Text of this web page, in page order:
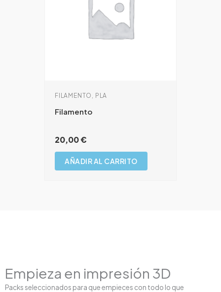
FILAMENTO, PLA
Filamento
20,00€
AÑADIR AL CARRITO
Empieza en impresión 3D
Packs seleccionados para que empieces con todo lo que